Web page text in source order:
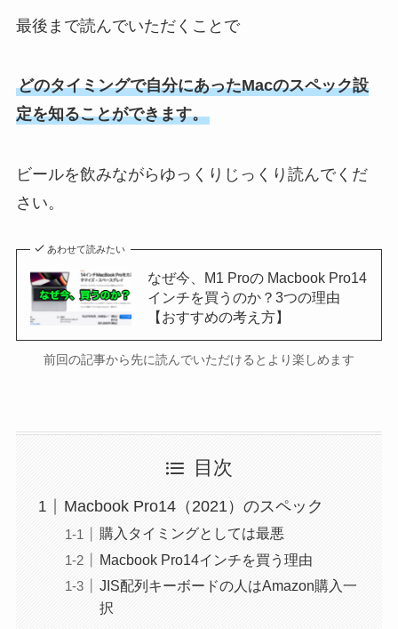
最後まで読んでいただくことで
どのタイミングで自分にあったMacのスペック設
定を知ることができます。
ビールを飲みながらゆっくりじっくり読んでくだ
さい。
あわせて読みたい
なぜ今、M1 Proの Macbook Pro14
インチを買うのか？3つの理由
【おすすめの考え方】
前回の記事から先に読んでいただけるとより楽しめます
目次
Macbook Pro14（2021）のスペック
購入タイミングとしては最悪
Macbook Pro14インチを買う理由
JIS配列キーボードの人はAmazon購入一
択